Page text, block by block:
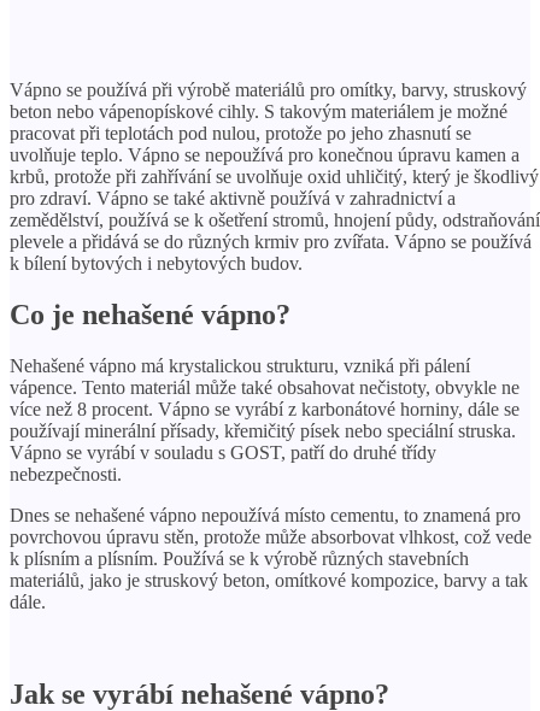
Vápno se používá při výrobě materiálů pro omítky, barvy, struskový
beton nebo vápenopískové cihly. S takovým materiálem je možné
pracovat při teplotách pod nulou, protože po jeho zhasnutí se
uvolňuje teplo. Vápno se nepoužívá pro konečnou úpravu kamen a
krbů, protože při zahřívání se uvolňuje oxid uhličitý, který je škodlivý
pro zdraví. Vápno se také aktivně používá v zahradnictví a
zemědělství, používá se k ošetření stromů, hnojení půdy, odstraňování
plevele a přidává se do různých krmiv pro zvířata. Vápno se používá
k bílení bytových i nebytových budov.
Co je nehašené vápno?
Nehašené vápno má krystalickou strukturu, vzniká při pálení
vápence. Tento materiál může také obsahovat nečistoty, obvykle ne
více než 8 procent. Vápno se vyrábí z karbonátové horniny, dále se
používají minerální přísady, křemičitý písek nebo speciální struska.
Vápno se vyrábí v souladu s GOST, patří do druhé třídy
nebezpečnosti.
Dnes se nehašené vápno nepoužívá místo cementu, to znamená pro
povrchovou úpravu stěn, protože může absorbovat vlhkost, což vede
k plísním a plísním. Používá se k výrobě různých stavebních
materiálů, jako je struskový beton, omítkové kompozice, barvy a tak
dále.
Jak se vyrábí nehašené vápno?